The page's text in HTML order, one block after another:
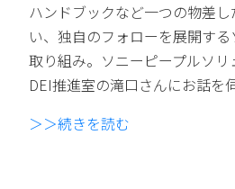
ハンドブックなど一つの物差
い、独自のフォローを展開す
取り組み。ソニーピープルソ
DEI推進室の滝口さんにお話を
＞＞続きを読む